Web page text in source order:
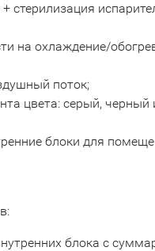
стерилизация
на охлаждение/
поток;
цвета: серый, черный
блоки для
блока с